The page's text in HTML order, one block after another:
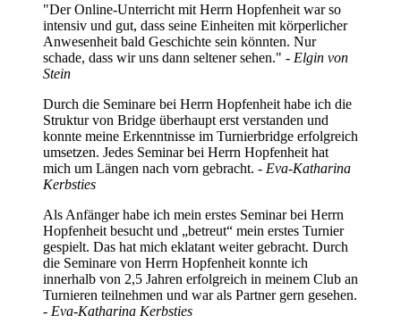
"Der Online-Unterricht mit Herrn Hopfenheit war so
intensiv und gut, dass seine Einheiten mit körperlicher
Anwesenheit bald Geschichte sein könnten. Nur
schade, dass wir uns dann seltener sehen." - Elgin von
Stein
Durch die Seminare bei Herrn Hopfenheit habe ich die
Struktur von Bridge überhaupt erst verstanden und
konnte meine Erkenntnisse im Turnierbridge erfolgreich
umsetzen. Jedes Seminar bei Herrn Hopfenheit hat
mich um Längen nach vorn gebracht. - Eva-Katharina
Kerbsties
Als Anfänger habe ich mein erstes Seminar bei Herrn
Hopfenheit besucht und „betreut“ mein erstes Turnier
gespielt. Das hat mich eklatant weiter gebracht. Durch
die Seminare von Herrn Hopfenheit konnte ich
innerhalb von 2,5 Jahren erfolgreich in meinem Club an
Turnieren teilnehmen und war als Partner gern gesehen.
- Eva-Katharina Kerbsties